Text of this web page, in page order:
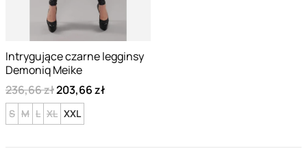
Intrygujące czarne legginsy
Demoniq Meike
236,66 zł203,66 zł
S M L XL XXL